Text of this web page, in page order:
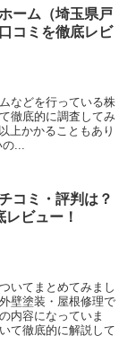
ーム（埼玉県戸
コミを徹底レビ
などを行っている株
徹底的に調査してみ
上かかることもあり
...
コミ・評判は？
ビュー！
いてまとめてみまし
壁塗装・屋根修理で
内容になっていま
て徹底的に解説して